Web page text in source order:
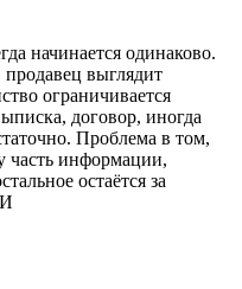
начинается одинаково.
выглядит
ограничивается
договор, иногда
Проблема в том,
часть информации,
остаётся за